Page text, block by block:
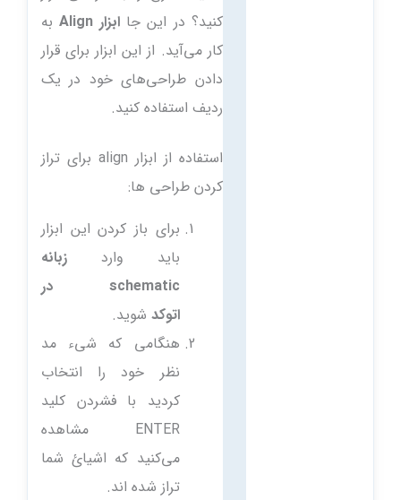
کنید؟ در این جا ابزار Align
به
کار می‌آید. از این ابزار برای قرار
دادن طراحی‌های خود در یک
ردیف استفاده کنید.
استفاده از ابزار align برای تراز
کردن طراحی ها:
برای باز کردن این ابزار
باید واردزبانه
schematic در
اتوکد شوید.
هنگامی که شیء مد
نظر خود را انتخاب
کردید با فشردن کلید
ENTER مشاهده
می‌کنید که اشیائ شما
تراز شده اند.